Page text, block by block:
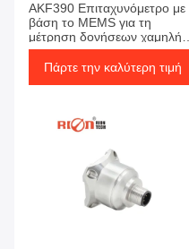
AKF390 Επιταχυνόμετρο με
βάση το MEMS για τη
μέτρηση δονήσεων χαμηλής
συχνότητας
Πάρτε την καλύτερη τιμή